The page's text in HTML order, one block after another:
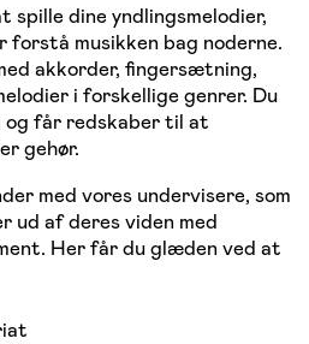
spille dine yndlingsmelodier,
forstå musikken bag noderne.
akkorder, fingersætning,
i forskellige genrer. Du
får redskaber til at
gehør.
med vores undervisere, som
ud af deres viden med
Her får du glæden ved at